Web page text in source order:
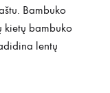
Bambuko
kietų bambuko
lentų